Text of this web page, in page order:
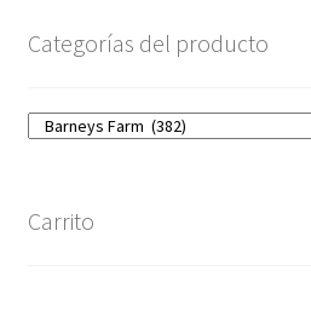
Categorías del producto
Carrito